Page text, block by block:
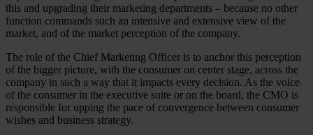
this and upgrading their marketing departments – because no other
function commands such an intensive and extensive view of the
market, and of the market perception of the company.
The role of the Chief Marketing Officer is to anchor this perception
of the bigger picture, with the consumer on center stage, across the
company in such a way that it impacts every decision. As the voice
of the consumer in the executive suite or on the board, the CMO is
responsible for upping the pace of convergence between consumer
wishes and business strategy.